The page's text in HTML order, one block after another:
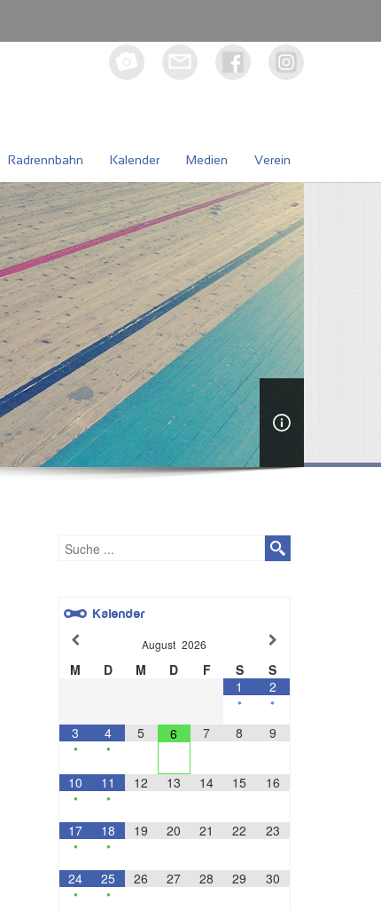
Radrennbahn Kalender Medien Verein
Kalender
August 2026
M D M D F S
S
1
•
2
•
3
•
4
•
5 6 7 8 9
10
•
11
•
12 13 14 15 16
17
•
18
•
19 20 21 22 23
24
•
25
•
26 27 28 29 30